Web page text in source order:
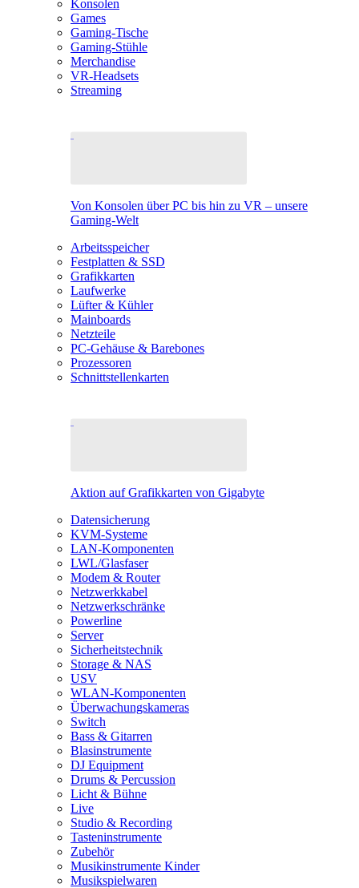
Konsolen
Games
Gaming-Tische
Gaming-Stühle
Merchandise
VR-Headsets
Streaming
Von Konsolen über PC bis hin zu VR – unsere
Gaming-Welt
Arbeitsspeicher
Festplatten & SSD
Grafikkarten
Laufwerke
Lüfter & Kühler
Mainboards
Netzteile
PC-Gehäuse & Barebones
Prozessoren
Schnittstellenkarten
Aktion auf Grafikkarten von Gigabyte
Datensicherung
KVM-Systeme
LAN-Komponenten
LWL/Glasfaser
Modem & Router
Netzwerkkabel
Netzwerkschränke
Powerline
Server
Sicherheitstechnik
Storage & NAS
USV
WLAN-Komponenten
Überwachungskameras
Switch
Bass & Gitarren
Blasinstrumente
DJ Equipment
Drums & Percussion
Licht & Bühne
Live
Studio & Recording
Tasteninstrumente
Zubehör
Musikinstrumente Kinder
Musikspielwaren